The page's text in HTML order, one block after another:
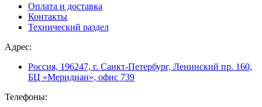
Оплата и доставка
Контакты
Технический раздел
Адрес:
Россия, 196247, г. Санкт-Петербург, Ленинский пр. 160,
БЦ «Меридиан», офис 739
Телефоны: